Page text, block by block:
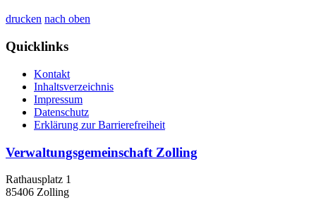
drucken nach oben
Quicklinks
Kontakt
Inhaltsverzeichnis
Impressum
Datenschutz
Erklärung zur Barrierefreiheit
Verwaltungsgemeinschaft Zolling
Rathausplatz 1
85406 Zolling